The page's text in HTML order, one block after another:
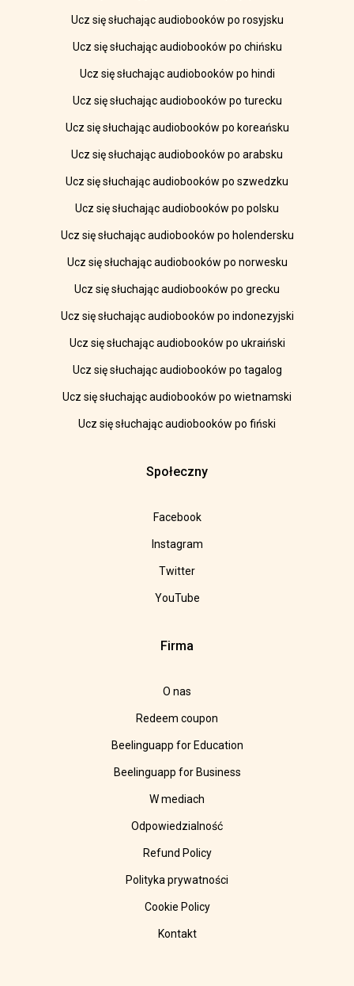
Ucz się słuchając audiobooków po rosyjsku
Ucz się słuchając audiobooków po chińsku
Ucz się słuchając audiobooków po hindi
Ucz się słuchając audiobooków po turecku
Ucz się słuchając audiobooków po koreańsku
Ucz się słuchając audiobooków po arabsku
Ucz się słuchając audiobooków po szwedzku
Ucz się słuchając audiobooków po polsku
Ucz się słuchając audiobooków po holendersku
Ucz się słuchając audiobooków po norwesku
Ucz się słuchając audiobooków po grecku
Ucz się słuchając audiobooków po indonezyjski
Ucz się słuchając audiobooków po ukraiński
Ucz się słuchając audiobooków po tagalog
Ucz się słuchając audiobooków po wietnamski
Ucz się słuchając audiobooków po fiński
Społeczny
Facebook
Instagram
Twitter
YouTube
Firma
O nas
Redeem coupon
Beelinguapp for Education
Beelinguapp for Business
W mediach
Odpowiedzialność
Refund Policy
Polityka prywatności
Cookie Policy
Kontakt